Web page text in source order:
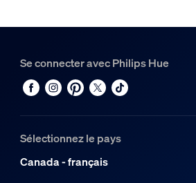
Se connecter avec Philips Hue
Sélectionnez le pays
Canada - français